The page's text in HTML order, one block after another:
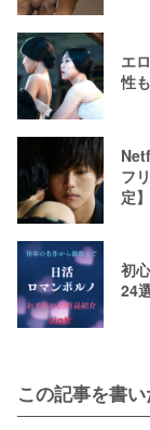
エ
性
フ
定】
初
24
この記事を書